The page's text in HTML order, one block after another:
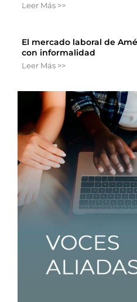
Leer Más >>
El mercado laboral de
con informalidad
Leer Más >>